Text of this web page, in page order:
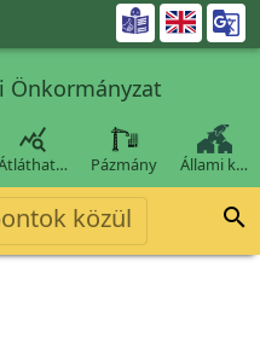

Önkormányzat

Pázmány Állami k…
közül 